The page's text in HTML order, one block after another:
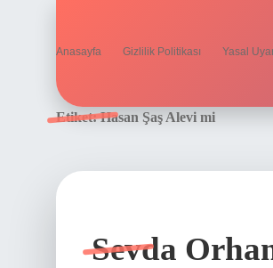
Anasayfa Gizlilik Politikası Yasal
Etiket:Hasan Şaş Alevi mi
Sevda